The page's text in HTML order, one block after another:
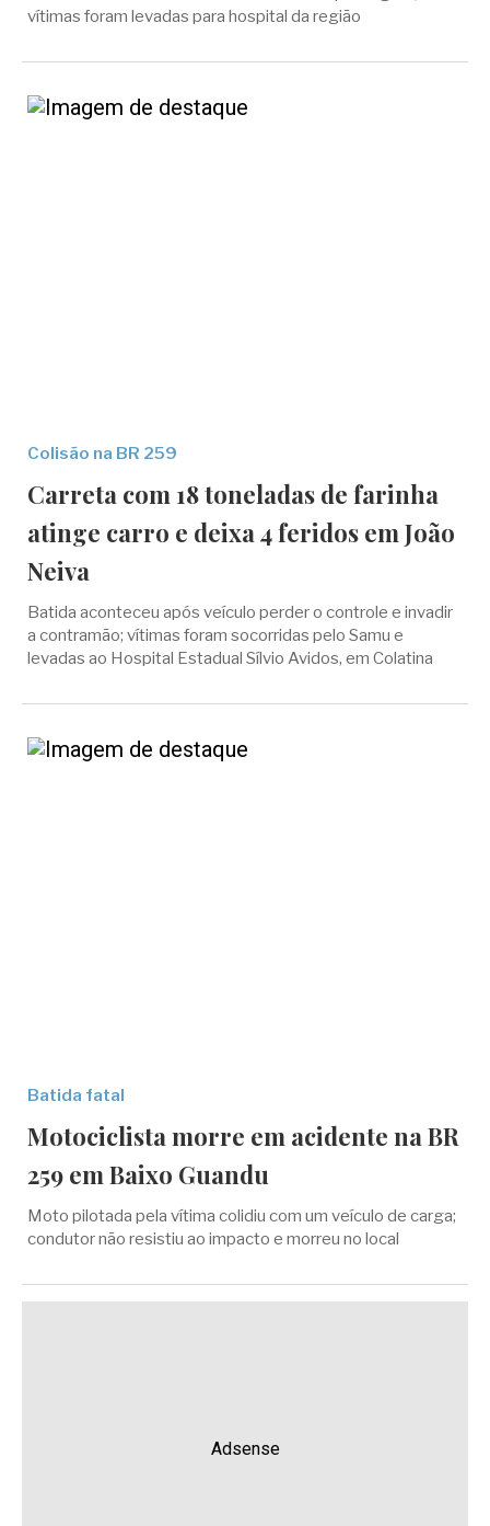
vítimas foram levadas para hospital da região
Colisão na BR 259
Carreta com 18 toneladas de farinha
atinge carro e deixa 4 feridos em João
Neiva
Batida aconteceu após veículo perder o controle e invadir
a contramão; vítimas foram socorridas pelo Samu e
levadas ao Hospital Estadual Sílvio Avidos, em Colatina
Batida fatal
Motociclista morre em acidente na BR
259 em Baixo Guandu
Moto pilotada pela vítima colidiu com um veículo de carga;
condutor não resistiu ao impacto e morreu no local
Adsense